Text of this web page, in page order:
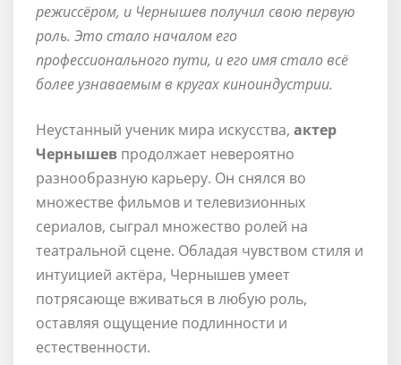
режиссёром, и Чернышев получил свою первую
роль. Это стало началом его
профессионального пути, и его имя стало всё
более узнаваемым в кругах киноиндустрии.
Неустанный ученик мира искусства, актер
Чернышев продолжает невероятно
разнообразную карьеру. Он снялся во
множестве фильмов и телевизионных
сериалов, сыграл множество ролей на
театральной сцене. Обладая чувством стиля и
интуицией актёра, Чернышев умеет
потрясающе вживаться в любую роль,
оставляя ощущение подлинности и
естественности.